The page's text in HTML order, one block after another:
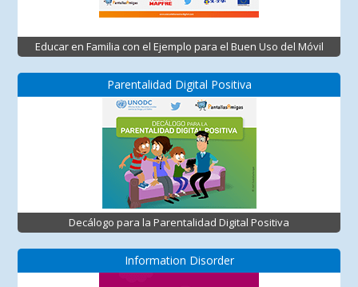
Educar en Familia con el Ejemplo para el Buen Uso del Móvil
Parentalidad Digital Positiva
Decálogo para la Parentalidad Digital Positiva
Information Disorder